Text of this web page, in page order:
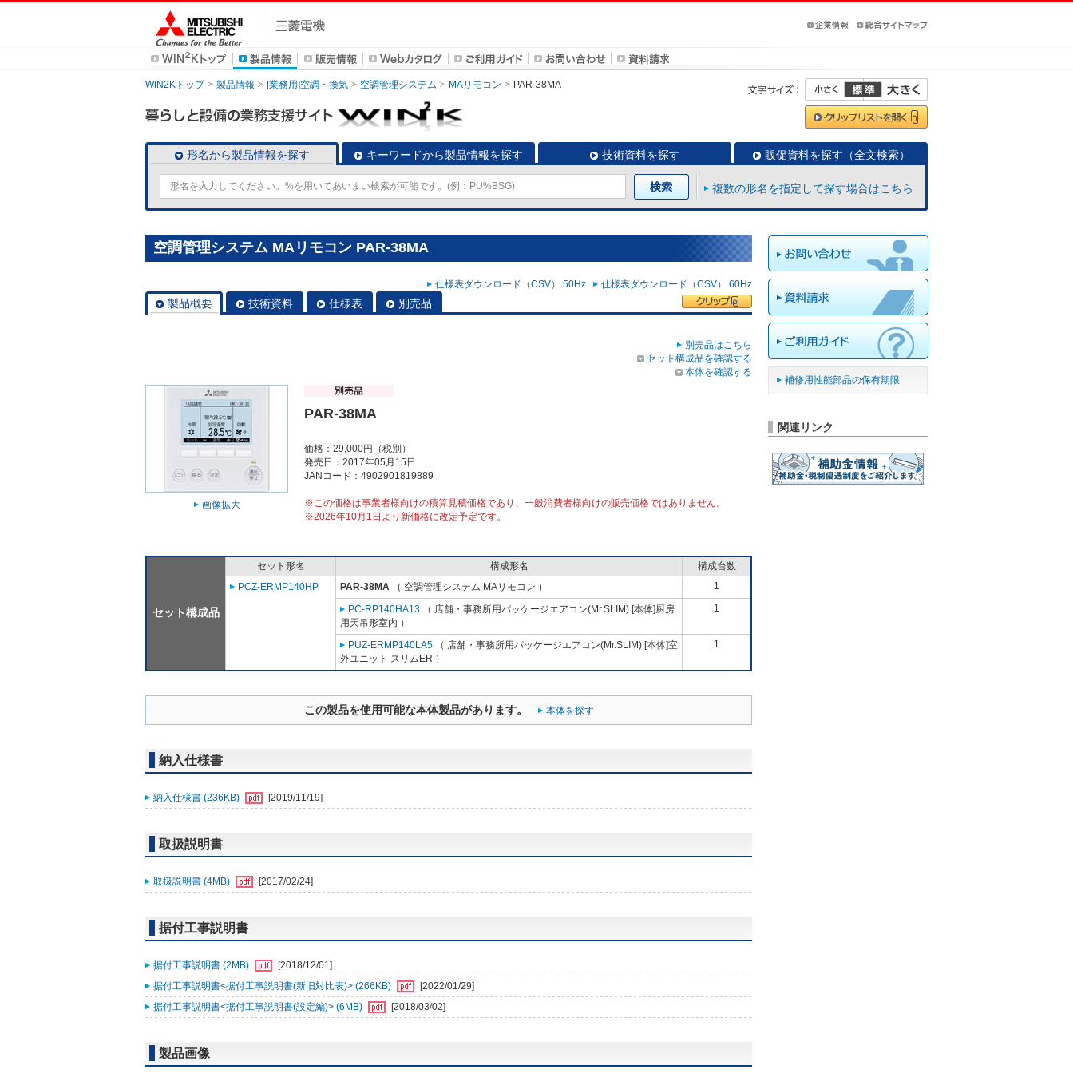
WIN2Kトップ 製品情報 [業務用]空調・換気 空調管理システム MAリモコン PAR-38MA
形名から製品情報を探す キーワードから製品情報を探す 技術資料を探す 販促資料を探す（全文検索）
複数の形名を指定して探す場合はこちら
空調管理システム MAリモコン PAR-38MA
仕様表ダウンロード（CSV） 50Hz 仕様表ダウンロード（CSV） 60Hz
製品概要 技術資料 仕様表 別売品
別売品はこちら
セット構成品を確認する
本体を確認する
画像拡大
PAR-38MA
価格：29,000円（税別）
発売日：2017年05月15日
JANコード：4902901819889
※この価格は事業者様向けの積算見積価格であり、一般消費者様向けの販売価格ではありません。
※2026年10月1日より新価格に改定予定です。
セット構成品
セット形名 構成形名
構成台数
PCZ-ERMP140HP
PAR-38MA （ 空調管理システム MAリモコン ） 1
PC-RP140HA13 （ 店舗・事務所用パッケージエアコン(Mr.SLIM) [本体]厨房
用天吊形室内 ）
1
PUZ-ERMP140LA5 （ 店舗・事務所用パッケージエアコン(Mr.SLIM) [本体]室
外ユニット スリムER ）
1
この製品を使用可能な本体製品があります。 本体を探す
納入仕様書
納入仕様書 (236KB) [2019/11/19]
取扱説明書
取扱説明書 (4MB) [2017/02/24]
据付工事説明書
据付工事説明書 (2MB)
[2018/12/01]
据付工事説明書<据付工事説明書(新旧対比表)> (266KB)
[2022/01/29]
据付工事説明書<据付工事説明書(設定編)> (6MB)
[2018/03/02]
製品画像
補修用性能部品の保有期限
関連リンク